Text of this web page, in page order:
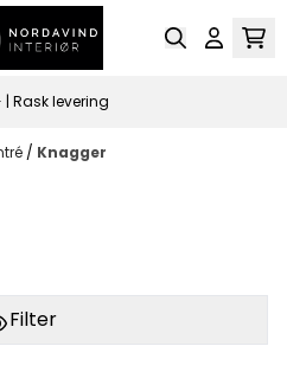
| Rask levering
/ Knagger
Filter